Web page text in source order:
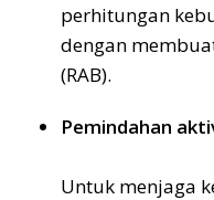
perhitungan
dengan
(RAB).
Pemindahan
Untuk menjaga